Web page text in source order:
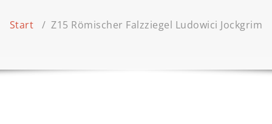
Start /Z15 Römischer Falzziegel Ludowici Jockgrim